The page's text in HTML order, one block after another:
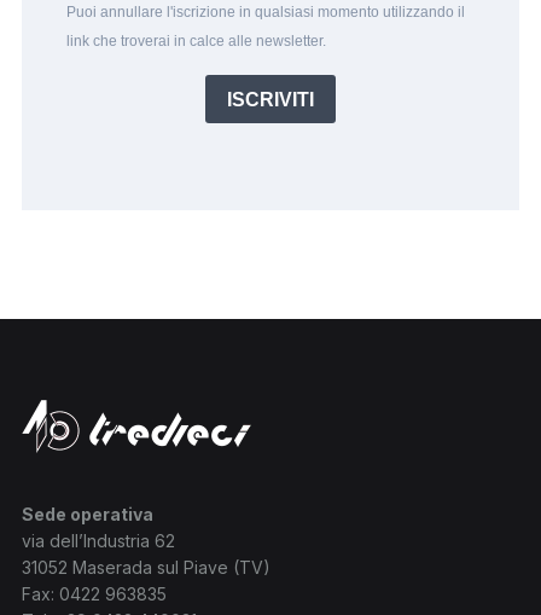
Puoi annullare l'iscrizione in qualsiasi momento utilizzando il
link che troverai in calce alle newsletter.
ISCRIVITI
Sede operativa
via dell’Industria 62
31052 Maserada sul Piave (TV)
Fax: 0422 963835